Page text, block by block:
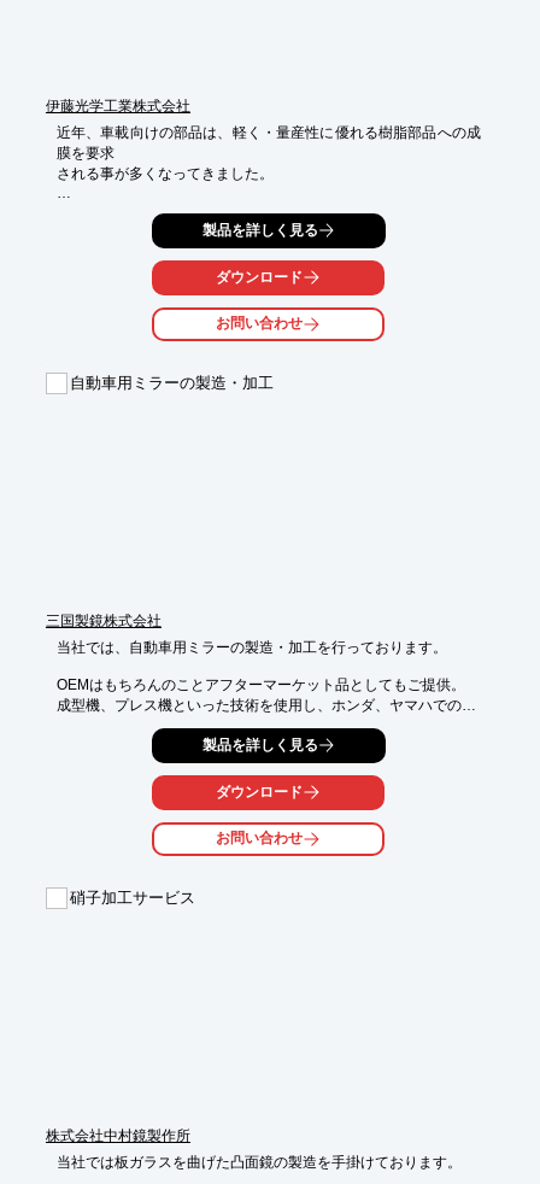
伊藤光学工業株式会社
近年、車載向けの部品は、軽く・量産性に優れる樹脂部品への成
膜を要求
される事が多くなってきました。
当社では、車載用光学部品向けとして高い耐熱性要求に応えた、
反射防止膜を実現いたしました。
■車載用光学部品向け
■高い耐熱性要求にお応えした技術
い。
製品を詳しく見る
ダウンロード
お問い合わせ
自動車用ミラーの製造・加工
三国製鏡株式会社
当社では、自動車用ミラーの製造・加工を行っております。
OEMはもちろんのことアフターマーケット品としてもご提供。
成型機、プレス機といった技術を使用し、ホンダ、ヤマハでの
使用実績がございます。
ご要望の際はお気軽にお問い合わせください。
■対象業界：自動車、バイク
■使用技術：成形機、プレス機
■使用実績：ホンダ、ヤマハ
※詳しくはPDFをダウンロードしていただくか、お気軽にお問い
製品を詳しく見る
ダウンロード
お問い合わせ
硝子加工サービス
株式会社中村鏡製作所
当社では板ガラスを曲げた凸面鏡の製造を手掛けております。